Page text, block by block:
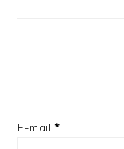
E-mail *